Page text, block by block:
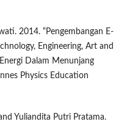
2014. “Pengembangan E-
Engineering, Art and
Dalam Menunjang
Physics Education
Yuliandita Putri Pratama.